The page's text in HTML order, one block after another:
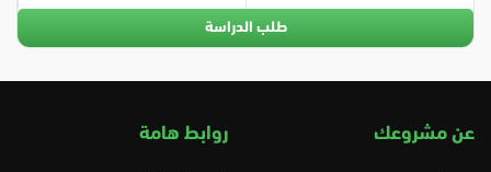
طلب الدراسة
عن مشروعك روابط هامة